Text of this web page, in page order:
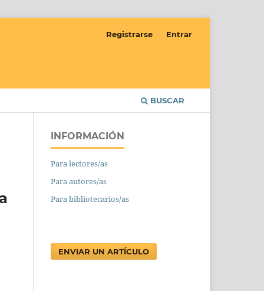
BUSCAR
Registrarse Entrar
INFORMACIÓN
Para lectores/as
Para autores/as
Para bibliotecarios/as
ENVIAR UN ARTÍCULO